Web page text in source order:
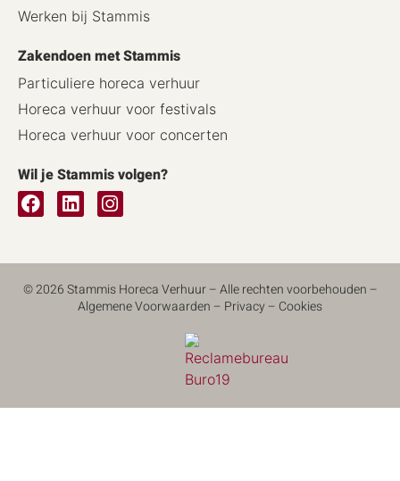
Werken bij Stammis
Zakendoen met Stammis
Particuliere horeca verhuur
Horeca verhuur voor festivals
Horeca verhuur voor concerten
Wil je Stammis volgen?
© 2026 Stammis Horeca Verhuur – Alle rechten voorbehouden –
Algemene Voorwaarden– Privacy– Cookies